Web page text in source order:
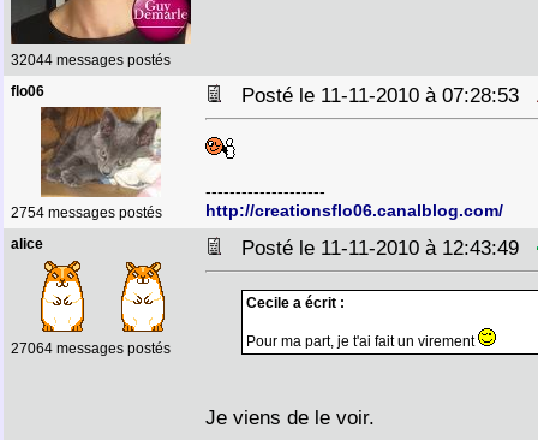
32044 messages postés
flo06
2754 messages postés
Posté le 11-11-2010 à 07:28:53
--------------------
http://creationsflo06.canalblog.com/
alice
27064 messages postés
Posté le 11-11-2010 à 12:43:49
Cecile a écrit :
Pour ma part, je t'ai fait un virement
Je viens de le voir.